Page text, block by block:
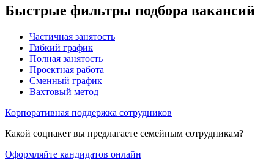
Быстрые фильтры подбора вакансий
Частичная занятость
Гибкий график
Полная занятость
Проектная работа
Сменный график
Вахтовый метод
Корпоративная поддержка сотрудников
Какой соцпакет вы предлагаете семейным сотрудникам?
Оформляйте кандидатов онлайн